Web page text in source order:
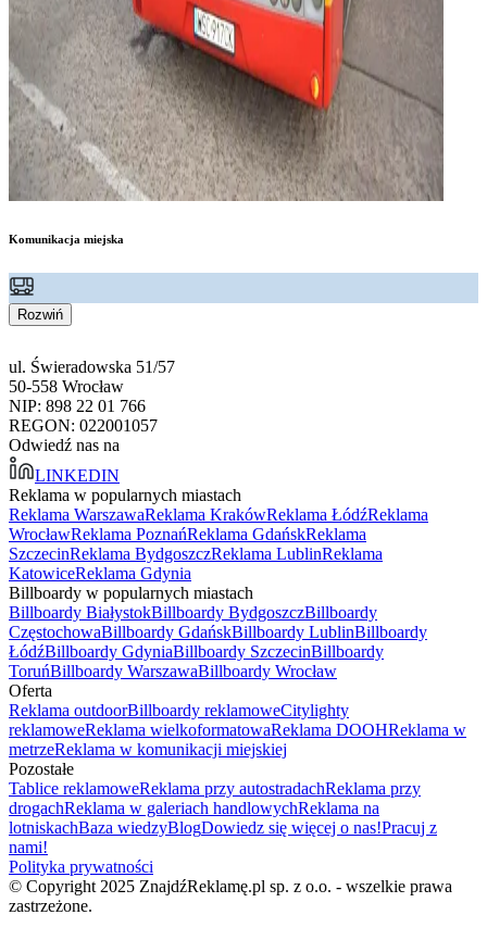
Komunikacja miejska
Rozwiń
ul. Świeradowska 51/57
50-558 Wrocław
NIP: 898 22 01 766
REGON: 022001057
Odwiedź nas na
LINKEDIN
Reklama w popularnych miastach
Reklama WarszawaReklama KrakówReklama ŁódźReklama
WrocławReklama PoznańReklama GdańskReklama
SzczecinReklama BydgoszczReklama LublinReklama
KatowiceReklama Gdynia
Billboardy w popularnych miastach
Billboardy BiałystokBillboardy BydgoszczBillboardy
CzęstochowaBillboardy GdańskBillboardy LublinBillboardy
ŁódźBillboardy GdyniaBillboardy SzczecinBillboardy
ToruńBillboardy WarszawaBillboardy Wrocław
Oferta
Reklama outdoorBillboardy reklamoweCitylighty
reklamoweReklama wielkoformatowaReklama DOOHReklama w
metrzeReklama w komunikacji miejskiej
Pozostałe
Tablice reklamoweReklama przy autostradachReklama przy
drogachReklama w galeriach handlowychReklama na
lotniskachBaza wiedzyBlogDowiedz się więcej o nas!Pracuj z
nami!
Polityka prywatności
© Copyright 2025 ZnajdźReklamę.pl sp. z o.o. - wszelkie prawa
zastrzeżone.